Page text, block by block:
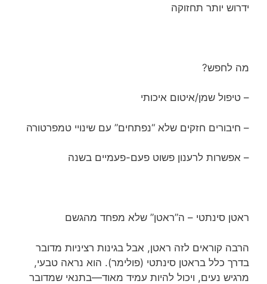
ידרוש יותר תחזוקה
מה לחפש?
– טיפול שמן/איטום איכותי
– חיבורים חזקים שלא “נפתחים” עם שינויי טמפרטורה
– אפשרות לרענון פשוט פעם-פעמיים בשנה
ראטן סינתטי – ה”ראטן” שלא מפחד מהגשם
הרבה קוראים לזה ראטן, אבל בגינות רציניות מדובר
בדרך כלל בראטן סינתטי (פולימר). הוא נראה טבעי,
מרגיש נעים, ויכול להיות עמיד מאוד—בתנאי שמדובר